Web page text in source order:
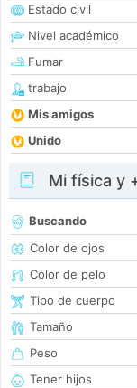
Estado civil
Nivel académico
Fumar
trabajo
Mis amigos
Unido
Mi física y
Buscando
Color de ojos
Color de pelo
Tipo de cuerpo
Tamaño
Peso
Tener hijos